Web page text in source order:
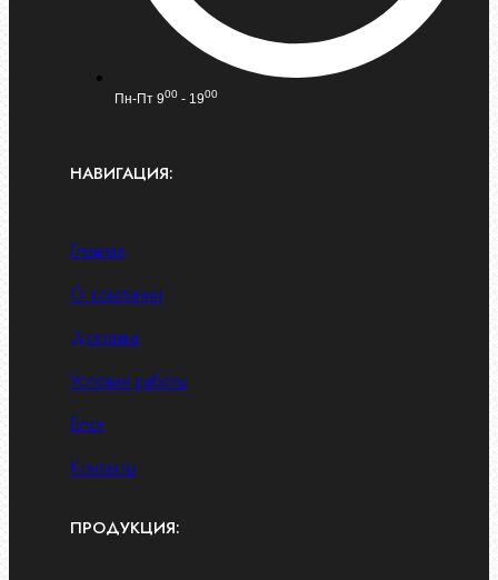
Пн-Пт 900 - 1900
НАВИГАЦИЯ:
Главная
О компании
Доставка
Условия работы
Блог
Контакты
ПРОДУКЦИЯ: